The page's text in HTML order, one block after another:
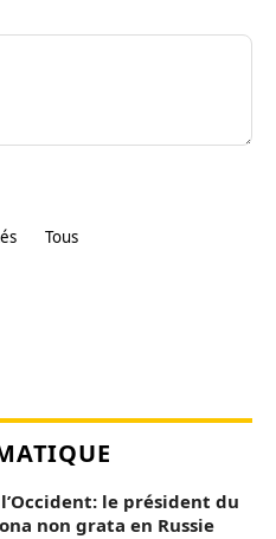
Tous
le président du
non grata en Russie